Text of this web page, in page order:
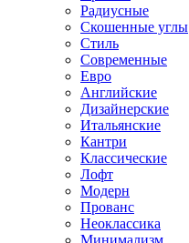
Радиусные
Скошенные углы
Стиль
Современные
Евро
Английские
Дизайнерские
Итальянские
Кантри
Классические
Лофт
Модерн
Прованс
Неоклассика
Минимализм